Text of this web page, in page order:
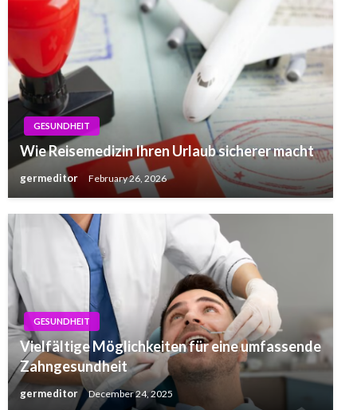
GESUNDHEIT
Wie Reisemedizin Ihren Urlaub sicherer macht
germeditor February 26, 2026
GESUNDHEIT
Vielfältige Möglichkeiten für eine umfassende
Zahngesundheit
germeditor December 24, 2025